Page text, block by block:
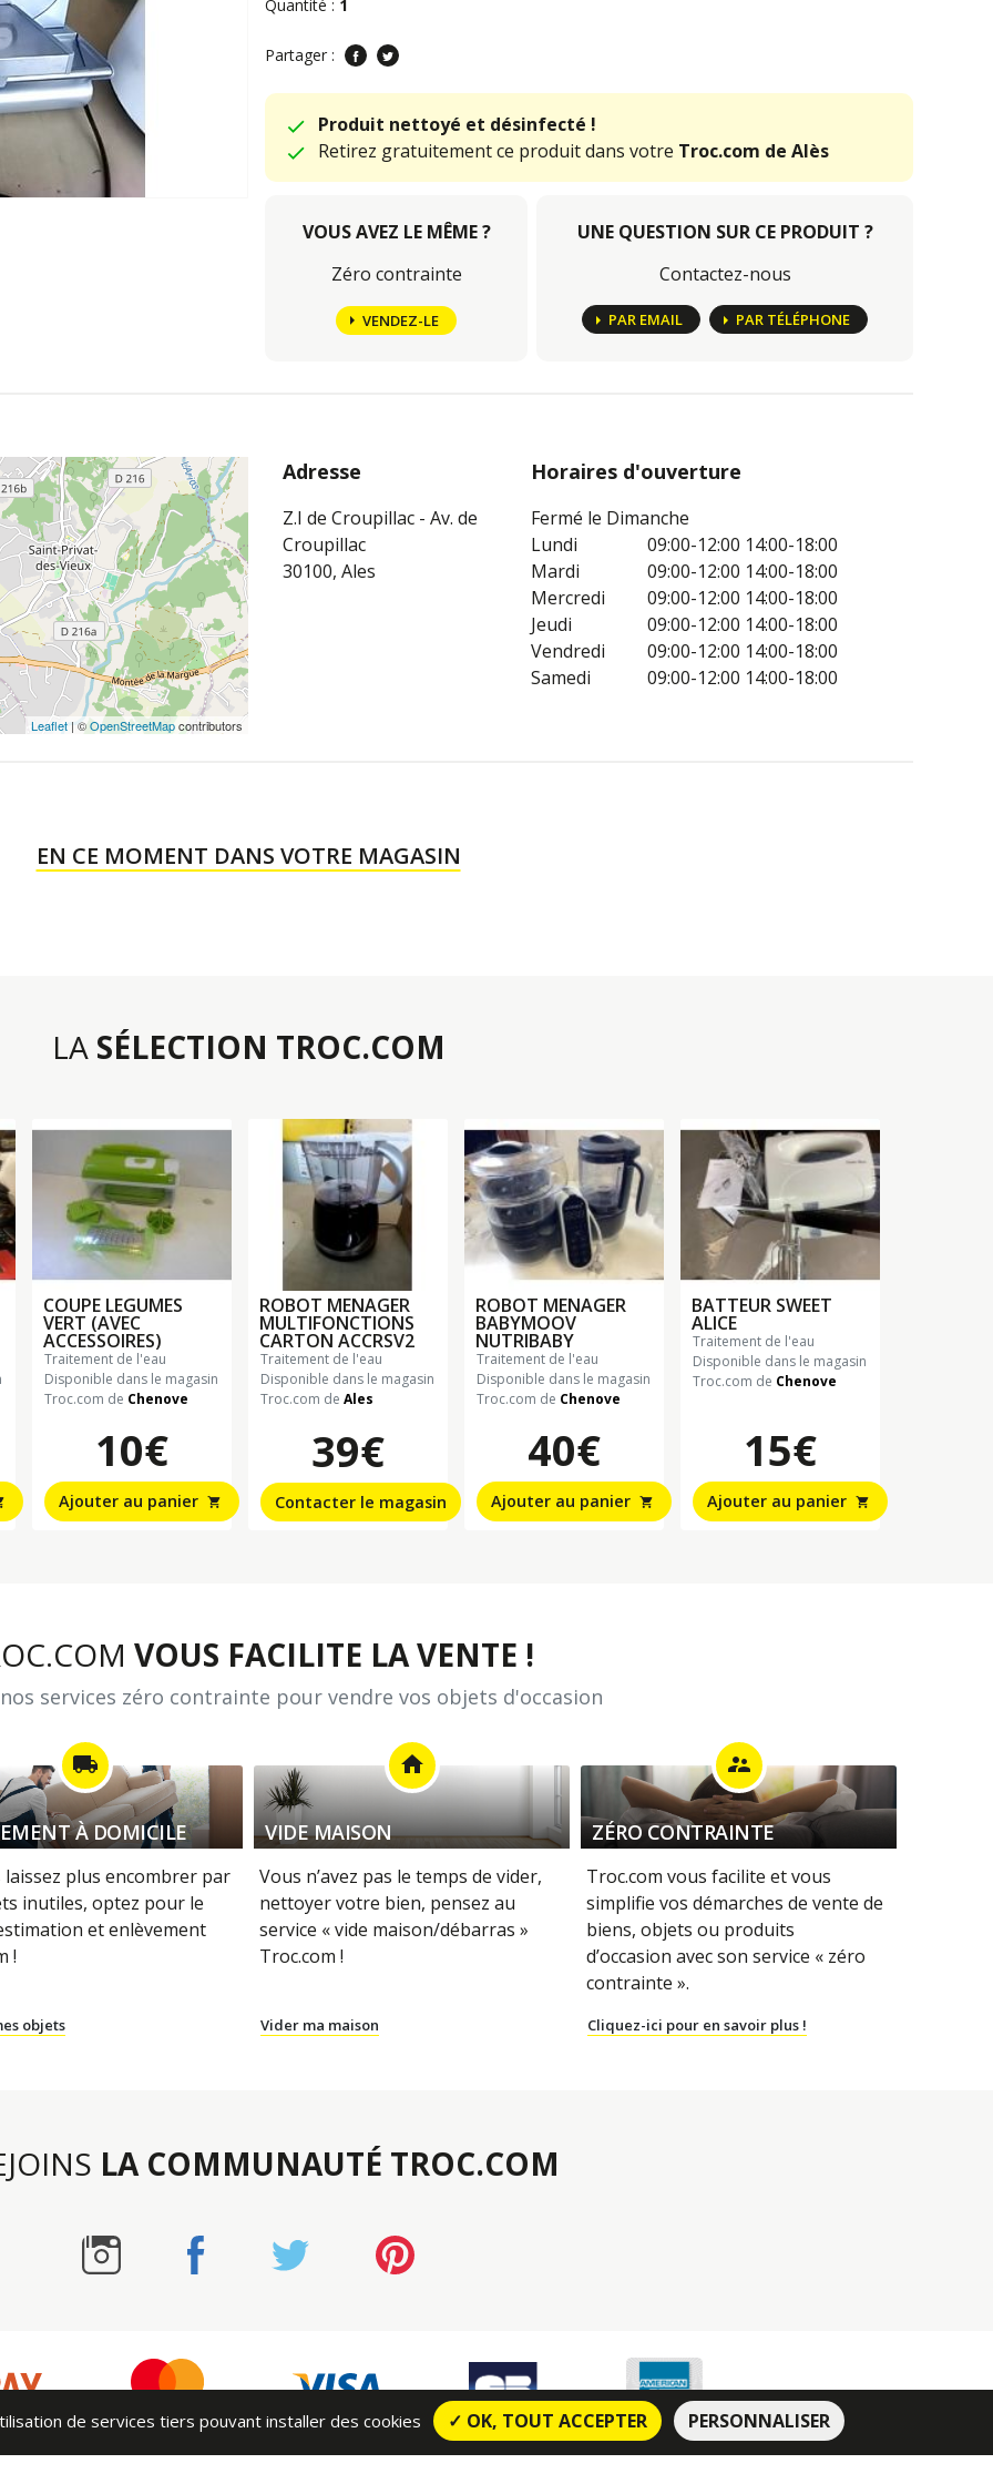
Quantité : 1
Partager :
Produit nettoyé et désinfecté !
Retirez gratuitement ce produit dans votre Troc.com de Alès
VOUS AVEZ LE MÊME ?
Zéro contrainte
VENDEZ-LE
UNE QUESTION SUR CE PRODUIT ?
Contactez-nous
PAR EMAIL PAR TÉLÉPHONE
Leaflet | ©OpenStreetMapcontributors
Adresse
Z.I de Croupillac - Av. de
Croupillac
30100, Ales
Horaires d'ouverture
Fermé le Dimanche
Lundi
09:00-12:00 14:00-18:00
Mardi
09:00-12:00 14:00-18:00
Mercredi
09:00-12:00 14:00-18:00
Jeudi
09:00-12:00 14:00-18:00
Vendredi
09:00-12:00 14:00-18:00
Samedi
09:00-12:00 14:00-18:00
EN CE MOMENT DANS VOTRE MAGASIN
LA SÉLECTION TROC.COM
COUPE LEGUMES
VERT (AVEC
ACCESSOIRES)
traitement de l'eau
Disponible dans le magasin
Troc.com de Chenove
10€
Ajouter au panier shopping_cart
ROBOT MENAGER
MULTIFONCTIONS
CARTON ACCRSV2
traitement de l'eau
Disponible dans le magasin
Troc.com de Ales
39€
Contacter le magasin
ROBOT MENAGER
BABYMOOV
NUTRIBABY
traitement de l'eau
Disponible dans le magasin
Troc.com de Chenove
40€
Ajouter au panier shopping_cart
BATTEUR SWEET
ALICE
traitement de l'eau
Disponible dans le magasin
Troc.com de Chenove
15€
Ajouter au panier shopping_cart
VOUS FACILITE LA VENTE !
services zéro contrainte pour vendre vos objets d'occasion
local_shipping
À DOMICILE
laissez plus encombrer par
inutiles, optez pour le
et enlèvement
!
objets
home
VIDE MAISON
Vous n’avez pas le temps de vider,
nettoyer votre bien, pensez au
service « vide maison/débarras »
Troc.com !
Vider ma maison
supervisor_account
ZÉRO CONTRAINTE
Troc.com vous facilite et vous
simplifie vos démarches de vente de
biens, objets ou produits
d’occasion avec son service « zéro
contrainte ».
Cliquez-ici pour en savoir plus !
LA COMMUNAUTÉ TROC.COM
de services tiers pouvant installer des cookies ✓ OK, TOUT ACCEPTER PERSONNALISER